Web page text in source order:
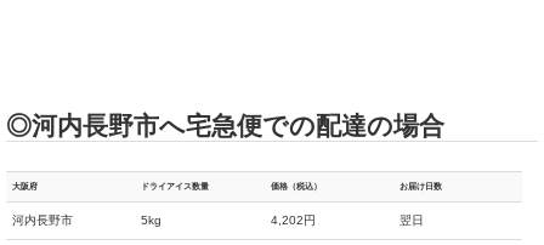
◎河内長野市へ宅急便での配達の場合
大阪府 ドライアイス数量 価格（税込） お届け日数
河内長野市 5kg 4,202円 翌日